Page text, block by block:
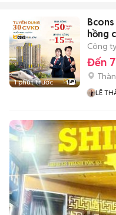
1 phút trước 1
hồng
Công
Đến
LÊ